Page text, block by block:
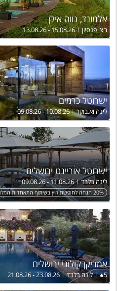
אלמונד, נווה אילן
חצי פנסיון 13.08.26 - 15.08.26
ישרוטל כרמים
לינה וא.בוקר 09.08.26 - 10.08.26
ישרוטל אוריינט ירושלים
לינה בלבד 09.08.26 - 11.08.26
20% הנחה לחופשת קיץ בשיתוף התאחדות המלונות
אמריקן קולוני ירושלים
5 לינה בלבד 21.08.26 - 23.08.26